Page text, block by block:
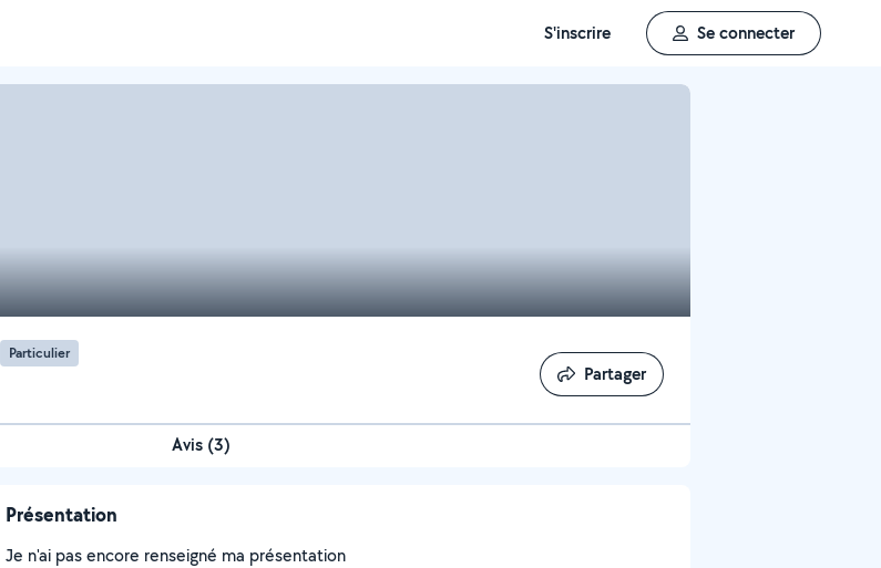
S'inscrire Se connecter
Particulier
Partager
Partager
Avis (3)
Présentation
Je n'ai pas encore renseigné ma présentation